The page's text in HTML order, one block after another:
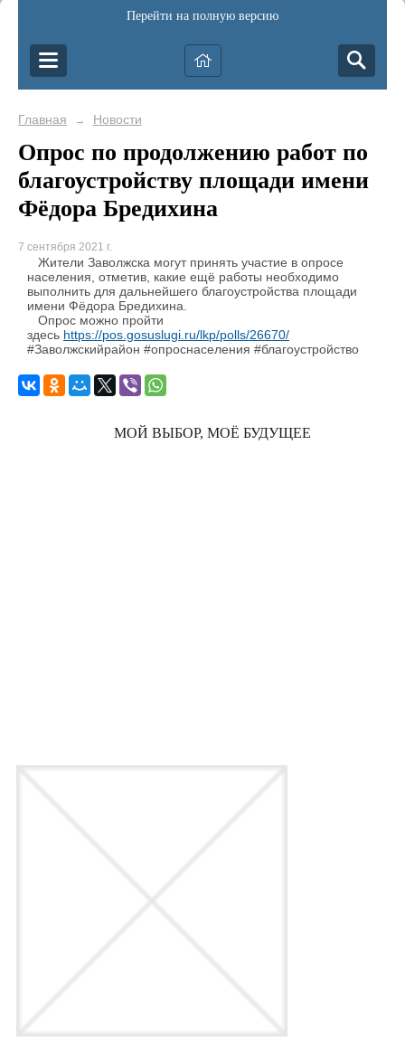
Перейти на полную версию
Главная → Новости
Опрос по продолжению работ по
благоустройству площади имени
Фёдора Бредихина
7 сентября 2021 г.
Жители Заволжска могут принять участие в опросе
населения, отметив, какие ещё работы необходимо
выполнить для дальнейшего благоустройства площади
имени Фёдора Бредихина.
Опрос можно пройти
здесь https://pos.gosuslugi.ru/lkp/polls/26670/
#Заволжскийрайон #опроснаселения #благоустройство
МОЙ ВЫБОР, МОЁ БУДУЩЕЕ